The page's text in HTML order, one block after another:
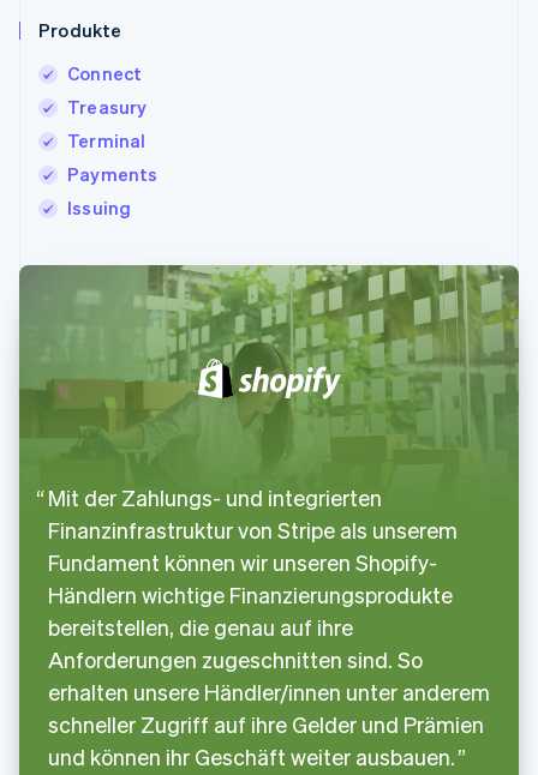
Produkte
Connect
Treasury
Terminal
Payments
Issuing
Mit der Zahlungs- und integrierten
Finanzinfrastruktur von Stripe als unserem
Fundament können wir unseren Shopify-
Händlern wichtige Finanzierungsprodukte
bereitstellen, die genau auf ihre
Anforderungen zugeschnitten sind. So
erhalten unsere Händler/innen unter anderem
schneller Zugriff auf ihre Gelder und Prämien
und können ihr Geschäft weiter ausbauen.